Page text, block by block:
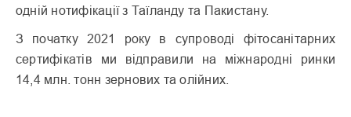
одній нотифікації з Таїланду та Пакистану.
З початку 2021 року в супроводі фітосанітарних
сертифікатів ми відправили на міжнародні ринки
14,4 млн. тонн зернових та олійних.